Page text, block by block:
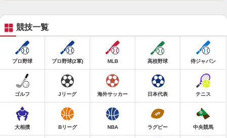
競技一覧
プロ野球 プロ野球(2軍) MLB 高校野球 侍ジャパン
ゴルフ Jリーグ 海外サッカー 日本代表 テニス
大相撲 Bリーグ NBA ラグビー 中央競馬